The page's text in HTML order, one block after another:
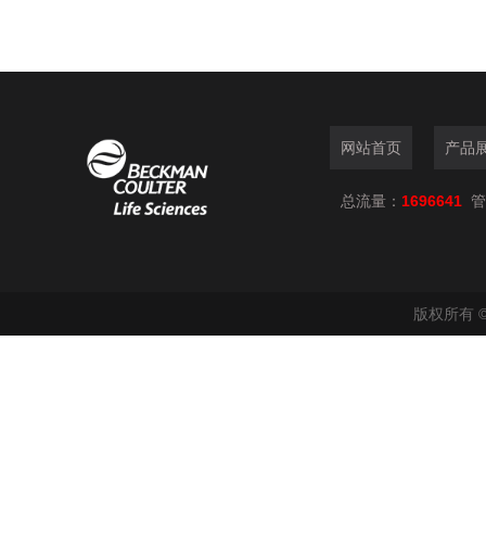
网站首页 产品
总流量： 1696641
版权所有